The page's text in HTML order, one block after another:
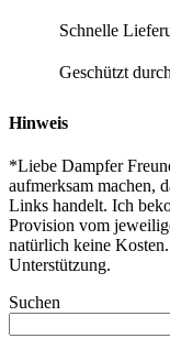
Schnelle
Geschützt
Hinweis
*Liebe Dampfer
aufmerksam machen,
Links handelt. Ich
Provision vom
natürlich keine
Unterstützung.
Suchen